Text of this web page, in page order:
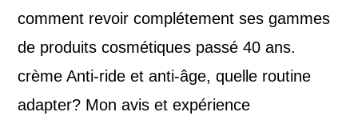
comment revoir complétement ses gammes
de produits cosmétiques passé 40 ans.
crème Anti-ride et anti-âge, quelle routine
adapter? Mon avis et expérience